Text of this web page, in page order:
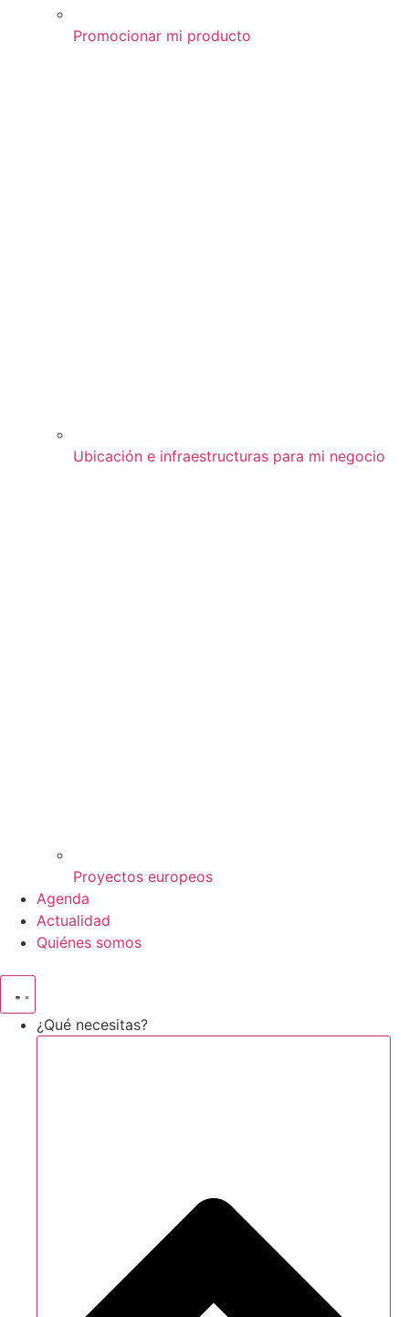
Promocionar mi producto
Ubicación e infraestructuras para mi negocio
Proyectos europeos
Agenda
Actualidad
Quiénes somos
¿Qué necesitas?